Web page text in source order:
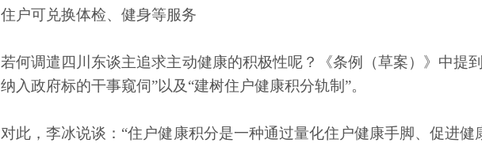
住户可兑换体检、健身等服务
若何调遣四川东谈主追求主动健康的积极性呢？《条例（草案）》中提
纳入政府标的干事窥伺”以及“建树住户健康积分轨制”。
对此，李冰说谈：“住户健康积分是一种通过量化住户健康手脚、促进健